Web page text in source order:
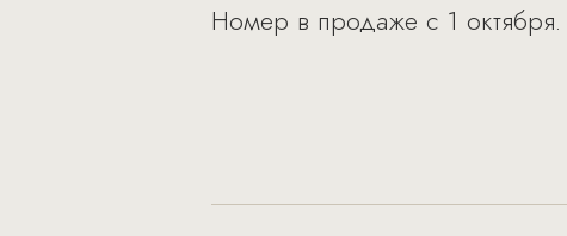
Номер в продаже с 1 октября.